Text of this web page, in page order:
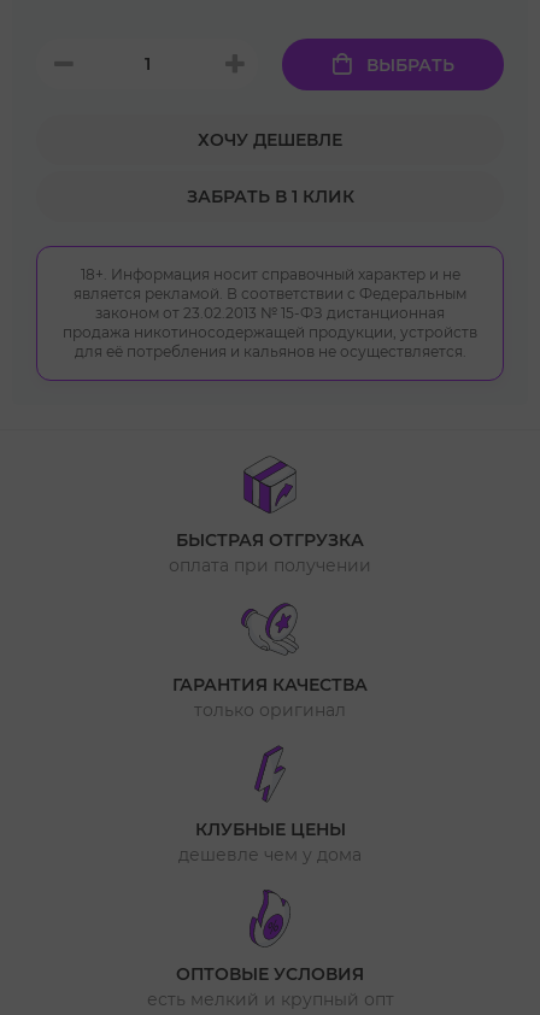
ВЫБРАТЬ
ХОЧУ ДЕШЕВЛЕ
ЗАБРАТЬ В 1 КЛИК
18+. Информация носит справочный характер и не
является рекламой. В соответствии с Федеральным
законом от 23.02.2013 № 15-ФЗ дистанционная
продажа никотиносодержащей продукции, устройств
для её потребления и кальянов не осуществляется.
БЫСТРАЯ ОТГРУЗКА
оплата при получении
ГАРАНТИЯ КАЧЕСТВА
только оригинал
КЛУБНЫЕ ЦЕНЫ
дешевле чем у дома
ОПТОВЫЕ УСЛОВИЯ
есть мелкий и крупный опт